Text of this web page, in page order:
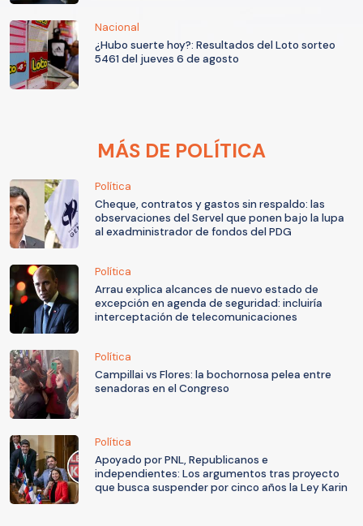
Nacional
¿Hubo suerte hoy?: Resultados del Loto sorteo
5461 del jueves 6 de agosto
MÁS DE POLÍTICA
Política
Cheque, contratos y gastos sin respaldo: las
observaciones del Servel que ponen bajo la lupa
al exadministrador de fondos del PDG
Política
Arrau explica alcances de nuevo estado de
excepción en agenda de seguridad: incluiría
interceptación de telecomunicaciones
Política
Campillai vs Flores: la bochornosa pelea entre
senadoras en el Congreso
Política
Apoyado por PNL, Republicanos e
independientes: Los argumentos tras proyecto
que busca suspender por cinco años la Ley Karin